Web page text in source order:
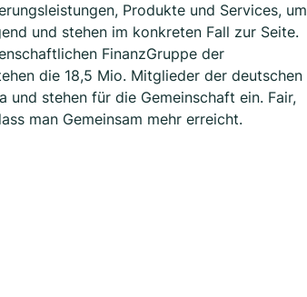
Produkte und Services, um
und stehen im konkreten Fall zur Seite.
FinanzGruppe der
die 18,5 Mio. Mitglieder der deutschen
und stehen für die Gemeinschaft ein. Fair,
man Gemeinsam mehr erreicht.